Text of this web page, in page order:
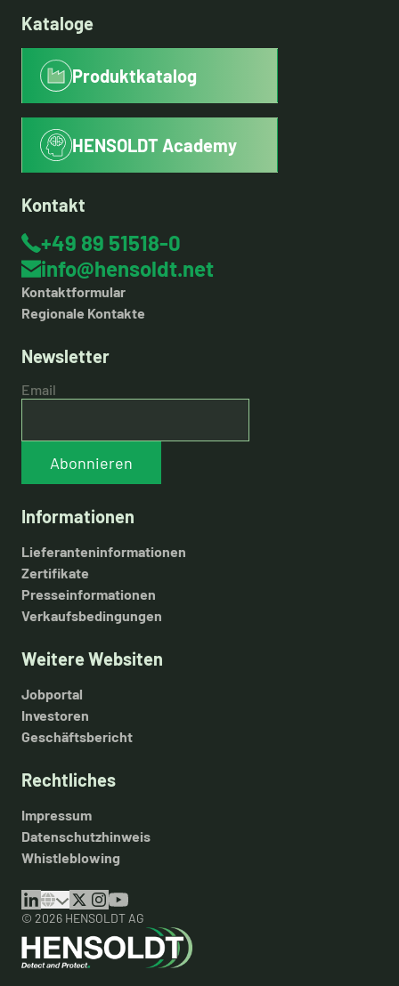
Kataloge
Produktkatalog
HENSOLDT Academy
Kontakt
+49 89 51518-0
info@hensoldt.net
Kontaktformular
Regionale Kontakte
Newsletter
Email
Abonnieren
Informationen
Lieferanteninformationen
Zertifikate
Presseinformationen
Verkaufsbedingungen
Weitere Websiten
Jobportal
Investoren
Geschäftsbericht
Rechtliches
Impressum
Datenschutzhinweis
Whistleblowing
© 2026 HENSOLDT AG